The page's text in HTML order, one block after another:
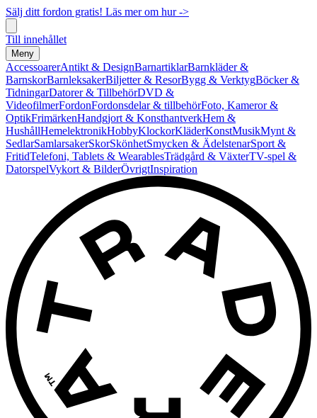
Sälj ditt fordon gratis! Läs mer om hur ->
Till innehållet
Meny
AccessoarerAntikt & DesignBarnartiklarBarnkläder &
BarnskorBarnleksakerBiljetter & ResorBygg & VerktygBöcker &
TidningarDatorer & TillbehörDVD &
VideofilmerFordonFordonsdelar & tillbehörFoto, Kameror &
OptikFrimärkenHandgjort & KonsthantverkHem &
HushållHemelektronikHobbyKlockorKläderKonstMusikMynt &
SedlarSamlarsakerSkorSkönhetSmycken & ÄdelstenarSport &
FritidTelefoni, Tablets & WearablesTrädgård & VäxterTV-spel &
DatorspelVykort & BilderÖvrigtInspiration